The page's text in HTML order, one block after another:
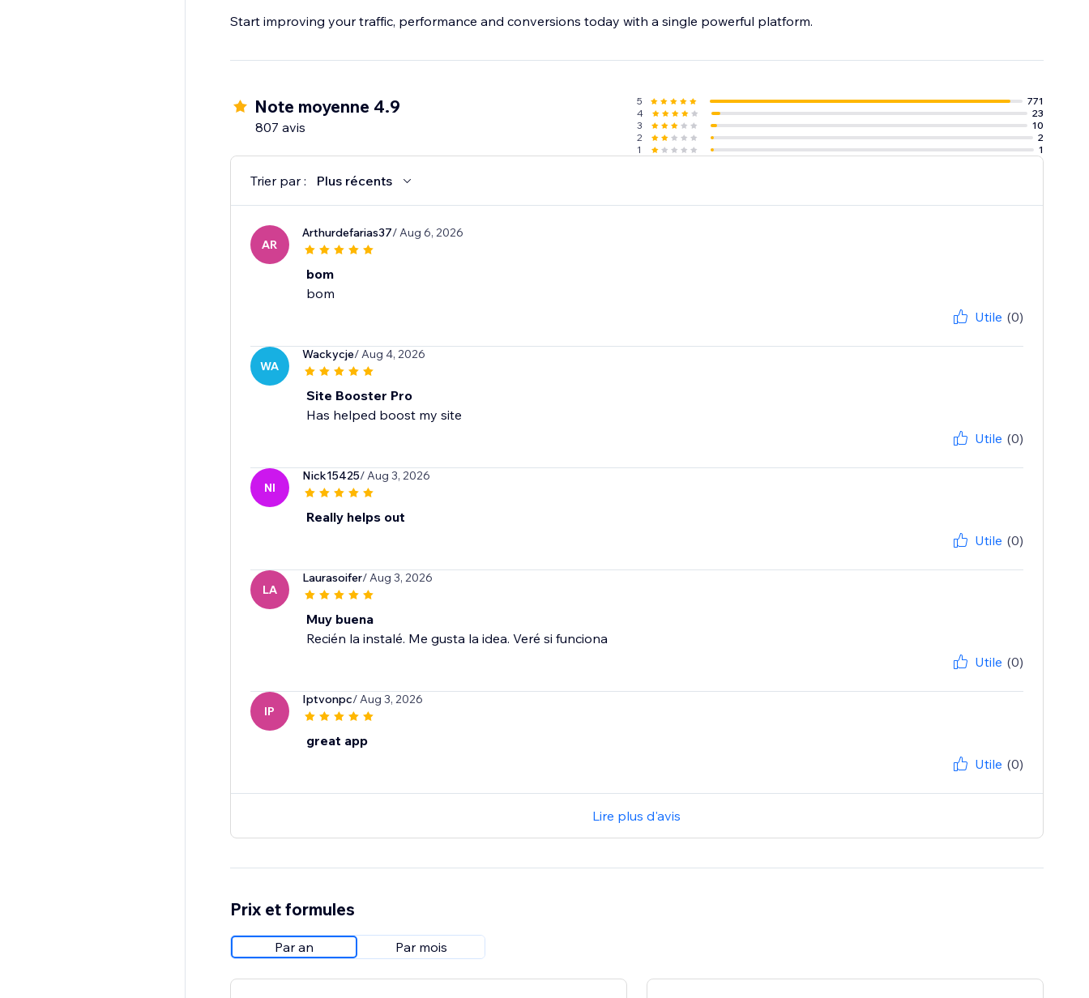
Start improving your traffic, performance and conversions today with a single powerful platform.
Note moyenne 4.9
807 avis
5
771
4
23
3
10
2
2
1
1
Trier par : Plus récents
AR
Arthurdefarias37/ Aug 6, 2026
bom
bom
Utile (0)
WA
Wackycje/ Aug 4, 2026
Site Booster Pro
Utile (0)
NI
Nick15425/ Aug 3, 2026
Really helps out
Utile (0)
LA
Laurasoifer/ Aug 3, 2026
Muy buena
Recién la instalé. Me gusta la idea. Veré si funciona
Utile (0)
IP
Iptvonpc/ Aug 3, 2026
great app
Utile (0)
Lire plus d'avis
Prix et formules
Par an Par mois